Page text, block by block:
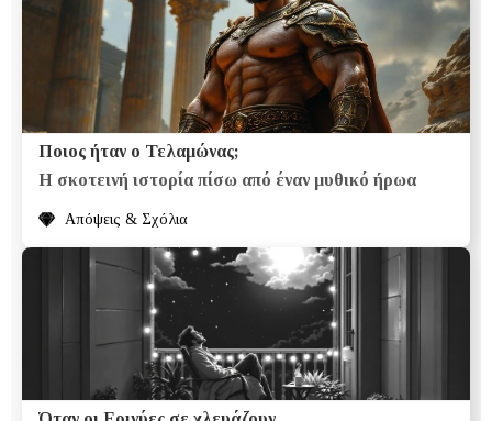
Ποιος ήταν ο Τελαμώνας;
Η σκοτεινή ιστορία πίσω από έναν μυθικό ήρωα
Απόψεις & Σχόλια